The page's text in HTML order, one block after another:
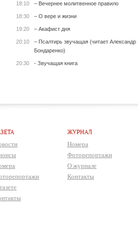
18:10 – Вечернее молитвенное правило
18:30 – О вере и жизни
19:20 – Акафист дня
20:10
– Псалтирь звучащая (читает Александр
Бондаренко)
20:30 - Звучащая книга
ЖУРНАЛ
Номера
Фоторепортажи
О журнале
Контакты